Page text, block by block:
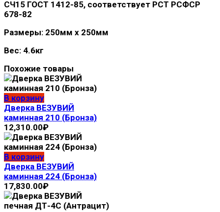
СЧ15 ГОСТ 1412-85, соответствует РСТ РСФСР
678-82
Размеры: 250мм х 250мм
Вес: 4.6кг
Похожие товары
В корзину
Дверка ВЕЗУВИЙ
каминная 210 (Бронза)
12,310.00₽
В корзину
Дверка ВЕЗУВИЙ
каминная 224 (Бронза)
17,830.00₽